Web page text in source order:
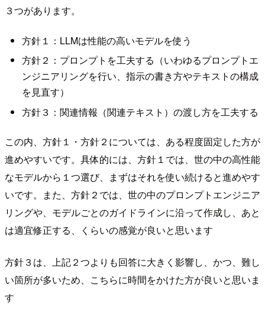
３つがあります。
方針１：LLMは性能の高いモデルを使う
方針２：プロンプトを工夫する（いわゆるプロンプトエ
ンジニアリングを行い、指示の書き方やテキストの構成
を見直す）
方針３：関連情報（関連テキスト）の渡し方を工夫する
この内、方針１・方針２については、ある程度固定した方が
進めやすいです。具体的には、方針１では、世の中の高性能
なモデルから１つ選び、まずはそれを使い続けると進めやす
いです。また、方針２では、世の中のプロンプトエンジニア
リングや、モデルごとのガイドラインに沿って作成し、あと
は適宜修正する、くらいの感覚が良いと思います
方針３は、上記２つよりも回答に大きく影響し、かつ、難し
い箇所が多いため、こちらに時間をかけた方が良いと思いま
す